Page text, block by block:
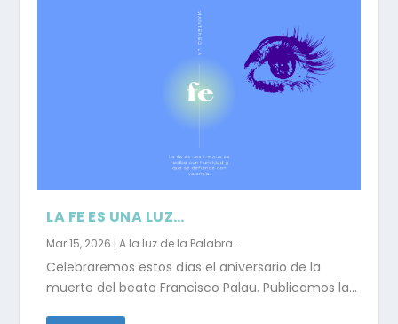
LA FE ES UNA LUZ…
Mar 15, 2026 |A la luz de la Palabra...
Celebraremos estos días el aniversario de la
muerte del beato Francisco Palau. Publicamos la...